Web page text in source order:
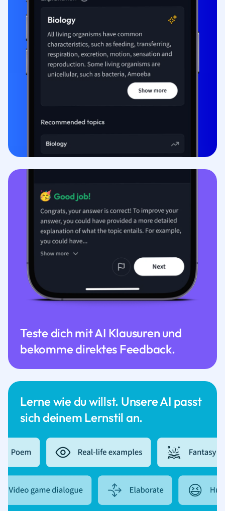
Lerne wie du willst. Unsere AI passt
sich deinem Lernstil an.
Teste dich mit AI Klausuren und
bekomme direktes Feedback.